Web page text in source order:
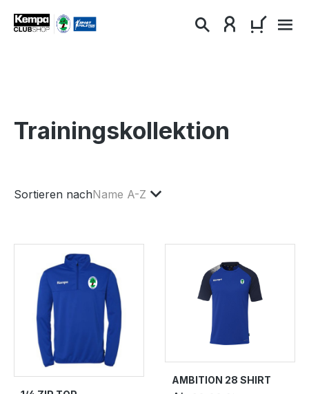
springen
Trainingskollektion
Sortieren nachName A-Z
AMBITION 28 SHIRT